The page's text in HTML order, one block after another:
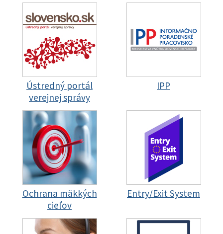
Ústredný portál
verejnej správy
IPP
Ochrana mäkkých
cieľov
Entry/Exit System